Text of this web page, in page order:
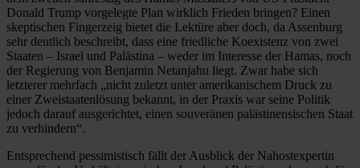
Donald Trump vorgelegte Plan wirklich Frieden bringen? Einen
skeptischen Fingerzeig bietet die Lektüre aber doch, da Assenburg
sehr deutlich beschreibt, dass eine friedliche Koexistenz von zwei
Staaten – Israel und Palästina – weder im Interesse der Hamas, noch
der Regierung von Benjamin Netanjahu liegt. Zwar habe sich
letzterer mehrfach „nicht zuletzt unter amerikanischem Druck zu
einer Zweistaatenlösung bekannt, in der Praxis war seine Politik
jedoch darauf ausgerichtet, einen souveränen palästinensischen Staat
zu verhindern“.
Entsprechend pessimistisch fällt der Ausblick der Nahostexpertin